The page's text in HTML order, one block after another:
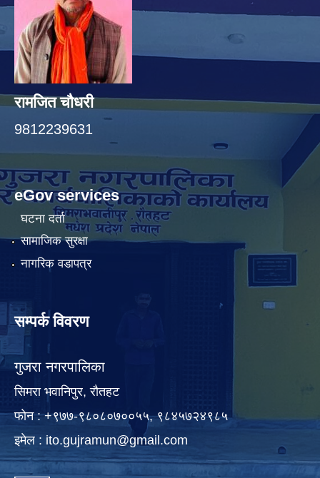
रामजित चौधरी
9812239631
eGov services
घटना दर्ता
सामाजिक सुरक्षा
नागरिक वडापत्र
सम्पर्क विवरण
गुजरा नगरपालिका
सिमरा भवानिपुर, राैतहट
फाेन : +९७७-९८०८०७००५५, ९८४५७२४९८५
इमेल : ito.gujramun@gmail.com